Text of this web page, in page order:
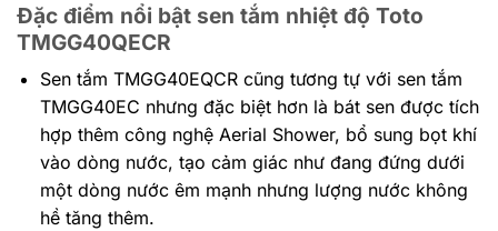
Đặc điểm nổi bật sen tắm nhiệt độ Toto
TMGG40QECR
Sen tắm TMGG40EQCR cũng tương tự với sen tắm
TMGG40EC nhưng đặc biệt hơn là bát sen được tích
hợp thêm công nghệ Aerial Shower, bổ sung bọt khí
vào dòng nước, tạo cảm giác như đang đứng dưới
một dòng nước êm mạnh nhưng lượng nước không
hề tăng thêm.